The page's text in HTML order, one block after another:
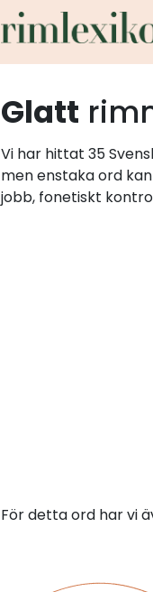
Glatt
Vi har hittat 35
men enstaka ord
jobb, fonetiskt
För detta ord har vi